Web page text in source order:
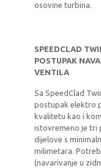
osovine turbina.
SPEEDCLAD
POSTUPAK
VENTILA
Sa SpeedClad
postupak elektro
kvalitetu kao i
istovremeno je tri
dijelove s
milimetara.
(navarivanje u